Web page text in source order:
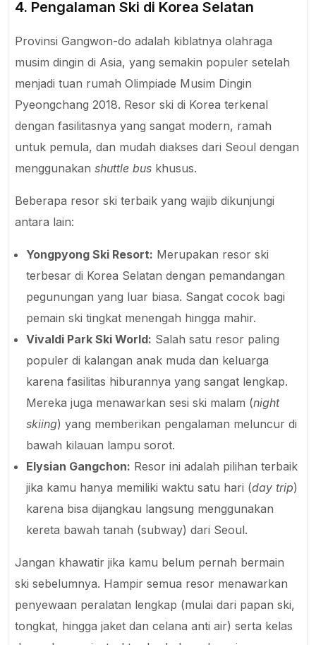
4. Pengalaman Ski di Korea Selatan
Provinsi Gangwon-do adalah kiblatnya olahraga
musim dingin di Asia, yang semakin populer setelah
menjadi tuan rumah Olimpiade Musim Dingin
Pyeongchang 2018. Resor ski di Korea terkenal
dengan fasilitasnya yang sangat modern, ramah
untuk pemula, dan mudah diakses dari Seoul dengan
menggunakanshuttle bus khusus.
Beberapa resor ski terbaik yang wajib dikunjungi
antara lain:
Yongpyong Ski Resort: Merupakan resor ski
terbesar di Korea Selatan dengan pemandangan
pegunungan yang luar biasa. Sangat cocok bagi
pemain ski tingkat menengah hingga mahir.
Vivaldi Park Ski World: Salah satu resor paling
populer di kalangan anak muda dan keluarga
karena fasilitas hiburannya yang sangat lengkap.
Mereka juga menawarkan sesi ski malam (night
skiing) yang memberikan pengalaman meluncur di
bawah kilauan lampu sorot.
Elysian Gangchon: Resor ini adalah pilihan terbaik
jika kamu hanya memiliki waktu satu hari (day trip)
karena bisa dijangkau langsung menggunakan
kereta bawah tanah (subway) dari Seoul.
Jangan khawatir jika kamu belum pernah bermain
ski sebelumnya. Hampir semua resor menawarkan
penyewaan peralatan lengkap (mulai dari papan ski,
tongkat, hingga jaket dan celana anti air) serta kelas